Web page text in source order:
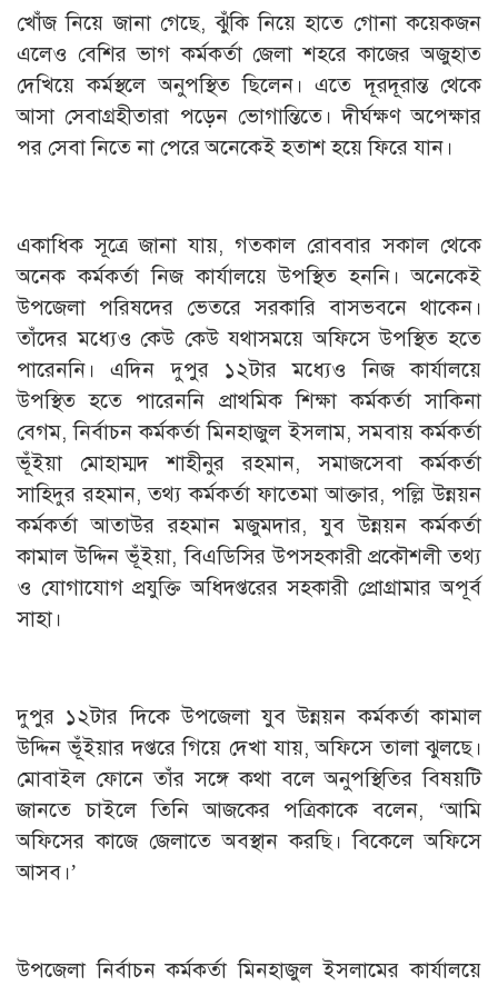
খোঁজ নিয়ে জানা গেছে, ঝুঁকি নিয়ে হাতে গোনা কয়েকজন
এলেও বেশির ভাগ কর্মকর্তা জেলা শহরে কাজের অজুহাত
দেখিয়ে কর্মস্থলে অনুপস্থিত ছিলেন। এতে দূরদূরান্ত থেকে
আসা সেবাগ্রহীতারা পড়েন ভোগান্তিতে। দীর্ঘক্ষণ অপেক্ষার
পর সেবা নিতে না পেরে অনেকেই হতাশ হয়ে ফিরে যান।
একাধিক সূত্রে জানা যায়, গতকাল রোববার সকাল থেকে
অনেক কর্মকর্তা নিজ কার্যালয়ে উপস্থিত হননি। অনেকেই
উপজেলা পরিষদের ভেতরে সরকারি বাসভবনে থাকেন।
তাঁদের মধ্যেও কেউ কেউ যথাসময়ে অফিসে উপস্থিত হতে
পারেননি। এদিন দুপুর ১২টার মধ্যেও নিজ কার্যালয়ে
উপস্থিত হতে পারেননি প্রাথমিক শিক্ষা কর্মকর্তা সাকিনা
বেগম, নির্বাচন কর্মকর্তা মিনহাজুল ইসলাম, সমবায় কর্মকর্তা
ভূঁইয়া মোহাম্মদ শাহীনুর রহমান, সমাজসেবা কর্মকর্তা
সাহিদুর রহমান, তথ্য কর্মকর্তা ফাতেমা আক্তার, পল্লি উন্নয়ন
কর্মকর্তা আতাউর রহমান মজুমদার, যুব উন্নয়ন কর্মকর্তা
কামাল উদ্দিন ভূঁইয়া, বিএডিসির উপসহকারী প্রকৌশলী তথ্য
ও যোগাযোগ প্রযুক্তি অধিদপ্তরের সহকারী প্রোগ্রামার অপূর্ব
সাহা।
দুপুর ১২টার দিকে উপজেলা যুব উন্নয়ন কর্মকর্তা কামাল
উদ্দিন ভূঁইয়ার দপ্তরে গিয়ে দেখা যায়, অফিসে তালা ঝুলছে।
মোবাইল ফোনে তাঁর সঙ্গে কথা বলে অনুপস্থিতির বিষয়টি
জানতে চাইলে তিনি আজকের পত্রিকাকে বলেন, ‘আমি
অফিসের কাজে জেলাতে অবস্থান করছি। বিকেলে অফিসে
আসব।’
উপজেলা নির্বাচন কর্মকর্তা মিনহাজুল ইসলামের কার্যালয়ে